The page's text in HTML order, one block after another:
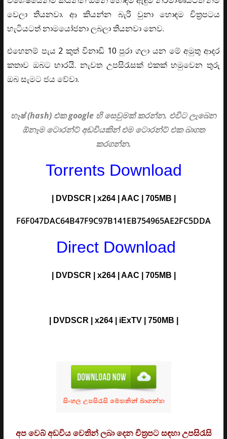
වෙලා තියනවා. ආ කියන්න බැරි වුනා හොඳම චිත්‍රපටය
හැටියටත් නාමයෝජනා ලබලා තියනවා නෙව.
එහෙනම් පැය 2 කුත් විනාඩි 10 පුරා ගලා යන මේ අමුතු ආදර
කතාව ඔබට භාරයි. නැවත උපසිරැසක් එකක් හමුවෙන තුරු
ඔබ සැමට ජය වේවා.
හෑෂ් (hash) එක google හි සෙවුමක් කරන්න. එවිට ලැබෙන
ඕනෑම ටොරන්ට් අඩවියකින් එම ටොරන්ට් එක බාගත
කරගන්න.
Torrents Download
| DVDSCR | x264 | AAC | 705MB |
F6F047DAC64B47F9C97B141EB754965AE2FC5DDA
Direct Download
| DVDSCR | x264 | AAC | 705MB |
| DVDSCR | x264 | iExTV | 750MB |
අප වෙබ් අඩවිය වෙතින් ලබා දෙන චිත්‍රපට සඳහා උපසිරැසි